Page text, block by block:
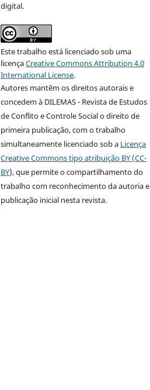
digital.
Este trabalho está licenciado sob uma
licençaCreative Commons Attribution 4.0
International License.
Autores mantêm os direitos autorais e
concedem à DILEMAS - Revista de Estudos
de Conflito e Controle Social o direito de
primeira publicação, com o trabalho
simultaneamente licenciado sob a Licença
Creative Commons tipo atribuição BY (CC-
BY), que permite o compartilhamento do
trabalho com reconhecimento da autoria e
publicação inicial nesta revista.